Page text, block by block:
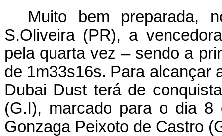
Muito bem preparada,
S.Oliveira (PR), a
pela quarta vez – sendo a
de 1m33s16s. Para alcançar
Dubai Dust terá de
(G.I), marcado para o dia
Gonzaga Peixoto de Castro